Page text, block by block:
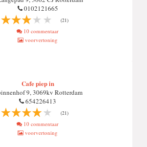
0102121665
(21)
10 commentaar
voorvertoning
Cafe piep in
9, 3069kv Rotterdam
654226413
(21)
10 commentaar
voorvertoning